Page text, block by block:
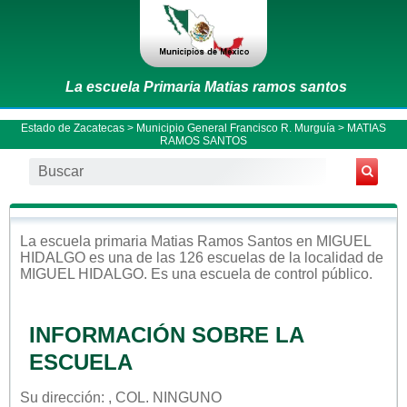
La escuela Primaria Matias ramos santos
Estado de Zacatecas > Municipio General Francisco R. Murguía > MATIAS
RAMOS SANTOS
La escuela primaria Matias Ramos Santos en MIGUEL
HIDALGO es una de las 126 escuelas de la localidad de
MIGUEL HIDALGO. Es una escuela de control público.
INFORMACIÓN SOBRE LA
ESCUELA
Su dirección: , COL. NINGUNO